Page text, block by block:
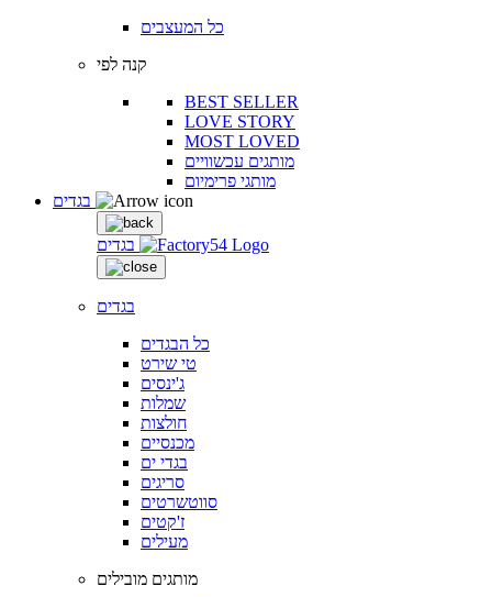
כל המעצבים
קנה לפי
BEST SELLER
LOVE STORY
MOST LOVED
מותגים עכשוויים
מותגי פרימיום
בגדים
בגדים
כל הבגדים
טי שירט
ג'ינסים
שמלות
חולצות
מכנסיים
בגדי ים
סריגים
סווטשרטים
ז'קטים
מעילים
מותגים מובילים